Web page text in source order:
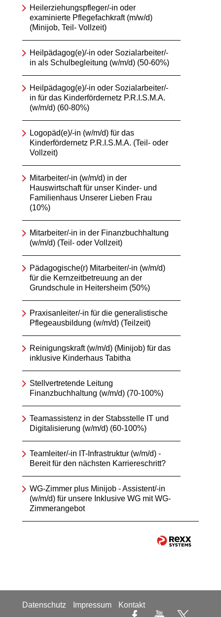
Heilerziehungspfleger/-in oder
examinierte Pflegefachkraft (m/w/d)
(Minijob, Teil- Vollzeit)
Heilpädagog(e)/-in oder Sozialarbeiter/-
in als Schulbegleitung (w/m/d) (50-60%)
Heilpädagog(e)/-in oder Sozialarbeiter/-
in für das Kinderfördernetz P.R.I.S.M.A.
(w/m/d) (60-80%)
Logopäd(e)/-in (w/m/d) für das
Kinderfördernetz P.R.I.S.M.A. (Teil- oder
Vollzeit)
Mitarbeiter/-in (w/m/d) in der
Hauswirtschaft für unser Kinder- und
Familienhaus Unserer Lieben Frau
(10%)
Mitarbeiter/-in in der Finanzbuchhaltung
(w/m/d) (Teil- oder Vollzeit)
Pädagogische(r) Mitarbeiter/-in (w/m/d)
für die Kernzeitbetreuung an der
Grundschule in Heitersheim (50%)
Praxisanleiter/-in für die generalistische
Pflegeausbildung (w/m/d) (Teilzeit)
Reinigungskraft (w/m/d) (Minijob) für das
inklusive Kinderhaus Tabitha
Stellvertretende Leitung
Finanzbuchhaltung (w/m/d) (70-100%)
Teamassistenz in der Stabsstelle IT und
Digitalisierung (w/m/d) (60-100%)
Teamleiter/-in IT-Infrastruktur (w/m/d) -
Bereit für den nächsten Karriereschritt?
WG-Zimmer plus Minijob - Assistent/-in
(w/m/d) für unsere Inklusive WG mit WG-
Zimmerangebot
Datenschutz Impressum Kontakt